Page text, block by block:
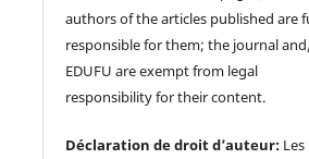
authors of the articles published are
responsible for them; the journal
EDUFU are exempt from legal
responsibility for their content.
Déclaration de droit d’auteur: Les